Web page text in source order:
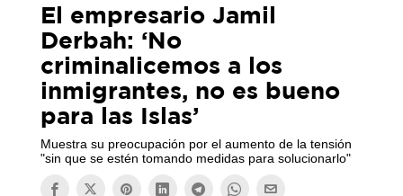
El empresario Jamil
Derbah: ‘No
criminalicemos a los
inmigrantes, no es bueno
para las Islas’
Muestra su preocupación por el aumento de la tensión
"sin que se estén tomando medidas para solucionarlo"